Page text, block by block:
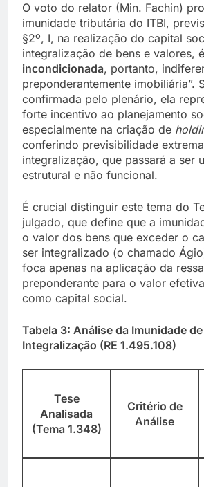
O voto do relator (Min. Fachin)
imunidade tributária do ITBI,
§2º, I, na realização do capital
integralização de bens e valores, é
incondicionada, portanto,
preponderantemente imobiliária”.
confirmada pelo plenário, ela
forte incentivo ao planejamento
especialmente na criação de
conferindo previsibilidade
integralização, que passará a ser
estrutural e não funcional.
É crucial distinguir este tema do
julgado, que define que a
o valor dos bens que exceder o
ser integralizado (o chamado
foca apenas na aplicação da
preponderante para o valor
como capital social.
Tabela 3: Análise da Imunidade de
Integralização (RE 1.495.108)
Tese
Analisada
(Tema 1.348)
Critério de
Análise